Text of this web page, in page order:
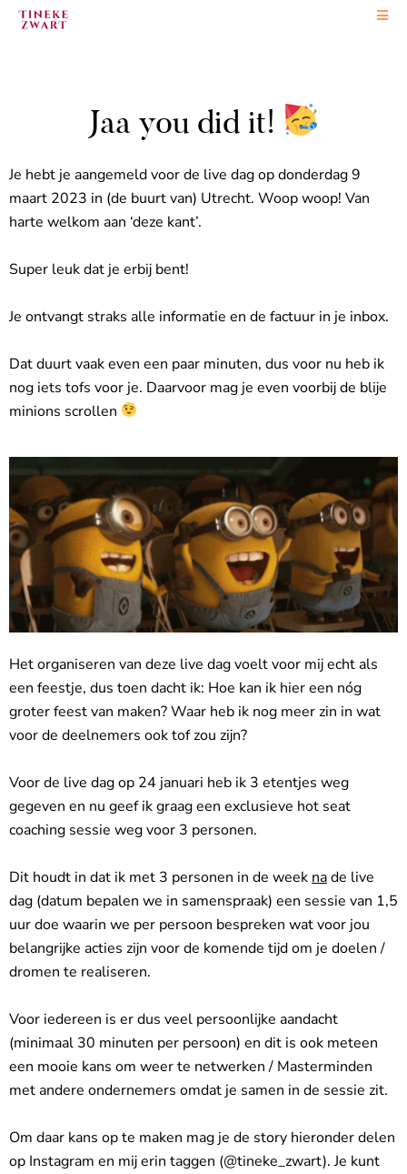
naar
Jaa you did it!
Je hebt je aangemeld voor de live dag op donderdag 9
maart 2023 in (de buurt van) Utrecht. Woop woop! Van
harte welkom aan ‘deze kant’.
Super leuk dat je erbij bent!
Je ontvangt straks alle informatie en de factuur in je inbox.
Dat duurt vaak even een paar minuten, dus voor nu heb ik
nog iets tofs voor je. Daarvoor mag je even voorbij de blije
minions scrollen
Het organiseren van deze live dag voelt voor mij echt als
een feestje, dus toen dacht ik: Hoe kan ik hier een nóg
groter feest van maken? Waar heb ik nog meer zin in wat
voor de deelnemers ook tof zou zijn?
Voor de live dag op 24 januari heb ik 3 etentjes weg
gegeven en nu geef ik graag een exclusieve hot seat
coaching sessie weg voor 3 personen.
Dit houdt in dat ik met 3 personen in de week nade live
dag (datum bepalen we in samenspraak) een sessie van 1,5
uur doe waarin we per persoon bespreken wat voor jou
belangrijke acties zijn voor de komende tijd om je doelen /
dromen te realiseren.
Voor iedereen is er dus veel persoonlijke aandacht
(minimaal 30 minuten per persoon) en dit is ook meteen
een mooie kans om weer te netwerken / Masterminden
met andere ondernemers omdat je samen in de sessie zit.
Om daar kans op te maken mag je de story hieronder delen
op Instagram en mij erin taggen (@tineke_zwart). Je kunt